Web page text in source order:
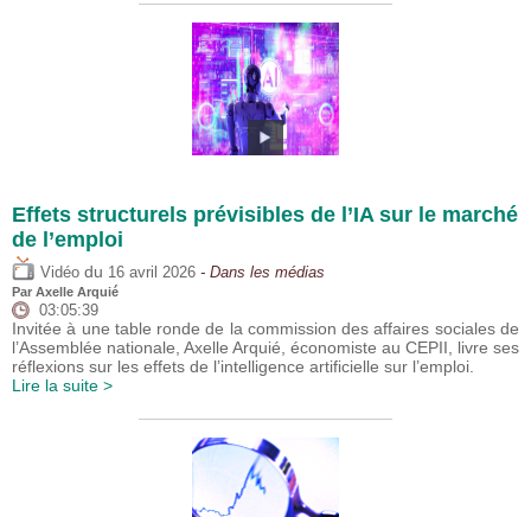
Effets structurels prévisibles de l’IA sur le marché
de l’emploi
Vidéo du 16 avril 2026 - Dans les médias
Par Axelle Arquié
03:05:39
Invitée à une table ronde de la commission des affaires sociales de
l’Assemblée nationale, Axelle Arquié, économiste au CEPII, livre ses
réflexions sur les effets de l’intelligence artificielle sur l’emploi.
Lire la suite >